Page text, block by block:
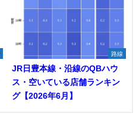
路線
JR日豊本線・沿線のQBハウ
ス・空いている店舗ランキン
グ【2026年6月】